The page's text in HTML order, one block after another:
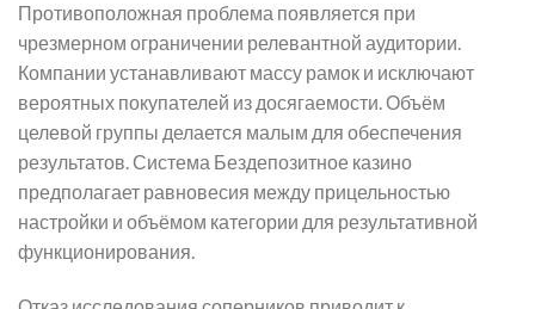
Противоположная проблема появляется при
чрезмерном ограничении релевантной аудитории.
Компании устанавливают массу рамок и исключают
вероятных покупателей из досягаемости. Объём
целевой группы делается малым для обеспечения
результатов. Система Бездепозитное казино
предполагает равновесия между прицельностью
настройки и объёмом категории для результативной
функционирования.